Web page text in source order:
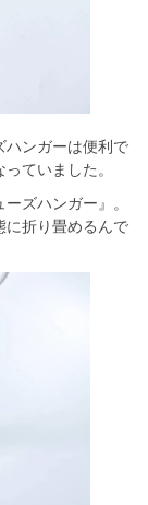
ハンガーは便利で
ていました。
ズハンガー』。
に折り畳めるんで